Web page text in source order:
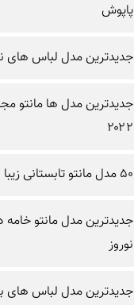
پاپوش
جدیدترین مدل لباس های
جدیدترین مدل ها مانتو
۲۰۲۲
۵۰ مدل مانتو تابستانی زیبا و شیک ۲۰۲۲
نوروز
جدیدترین مدل لباس های